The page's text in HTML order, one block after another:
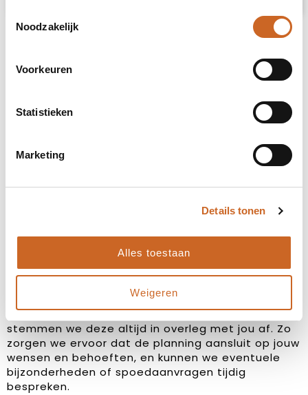
Noodzakelijk
Voorkeuren
Statistieken
Marketing
Details tonen
Alles toestaan
Weigeren
Levertijden in overleg
Bij ons staat klanttevredenheid centraal. Daarom
hanteren we geen vaste levertijden, maar
stemmen we deze altijd in overleg met jou af. Zo
zorgen we ervoor dat de planning aansluit op jouw
wensen en behoeften, en kunnen we eventuele
bijzonderheden of spoedaanvragen tijdig
bespreken.